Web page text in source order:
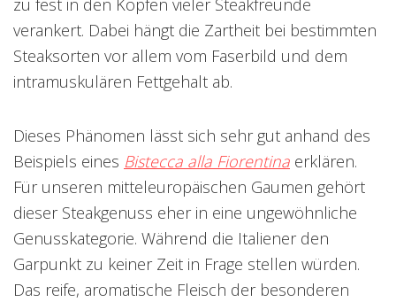
zu fest in den Köpfen vieler Steakfreunde
verankert. Dabei hängt die Zartheit bei bestimmten
Steaksorten vor allem vom Faserbild und dem
intramuskulären Fettgehalt ab.
Dieses Phänomen lässt sich sehr gut anhand des
Beispiels eines Bistecca alla Fiorentina erklären.
Für unseren mitteleuropäischen Gaumen gehört
dieser Steakgenuss eher in eine ungewöhnliche
Genusskategorie. Während die Italiener den
Garpunkt zu keiner Zeit in Frage stellen würden.
Das reife, aromatische Fleisch der besonderen